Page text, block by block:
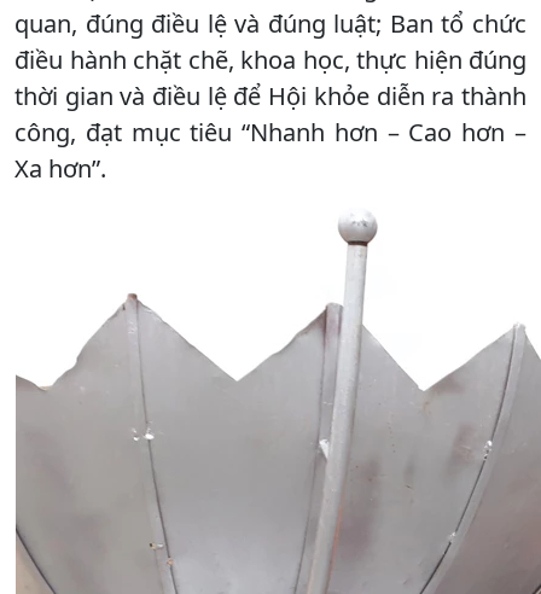
quan, đúng điều lệ và đúng luật; Ban tổ chức
điều hành chặt chẽ, khoa học, thực hiện đúng
thời gian và điều lệ để Hội khỏe diễn ra thành
công, đạt mục tiêu “Nhanh hơn – Cao hơn –
Xa hơn”.